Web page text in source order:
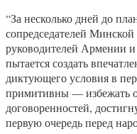
“За несколько дней до
сопредседателей
руководителей Армении
пытается создать
диктующего условия в
примитивны — избежать
договоренностей,
первую очередь перед